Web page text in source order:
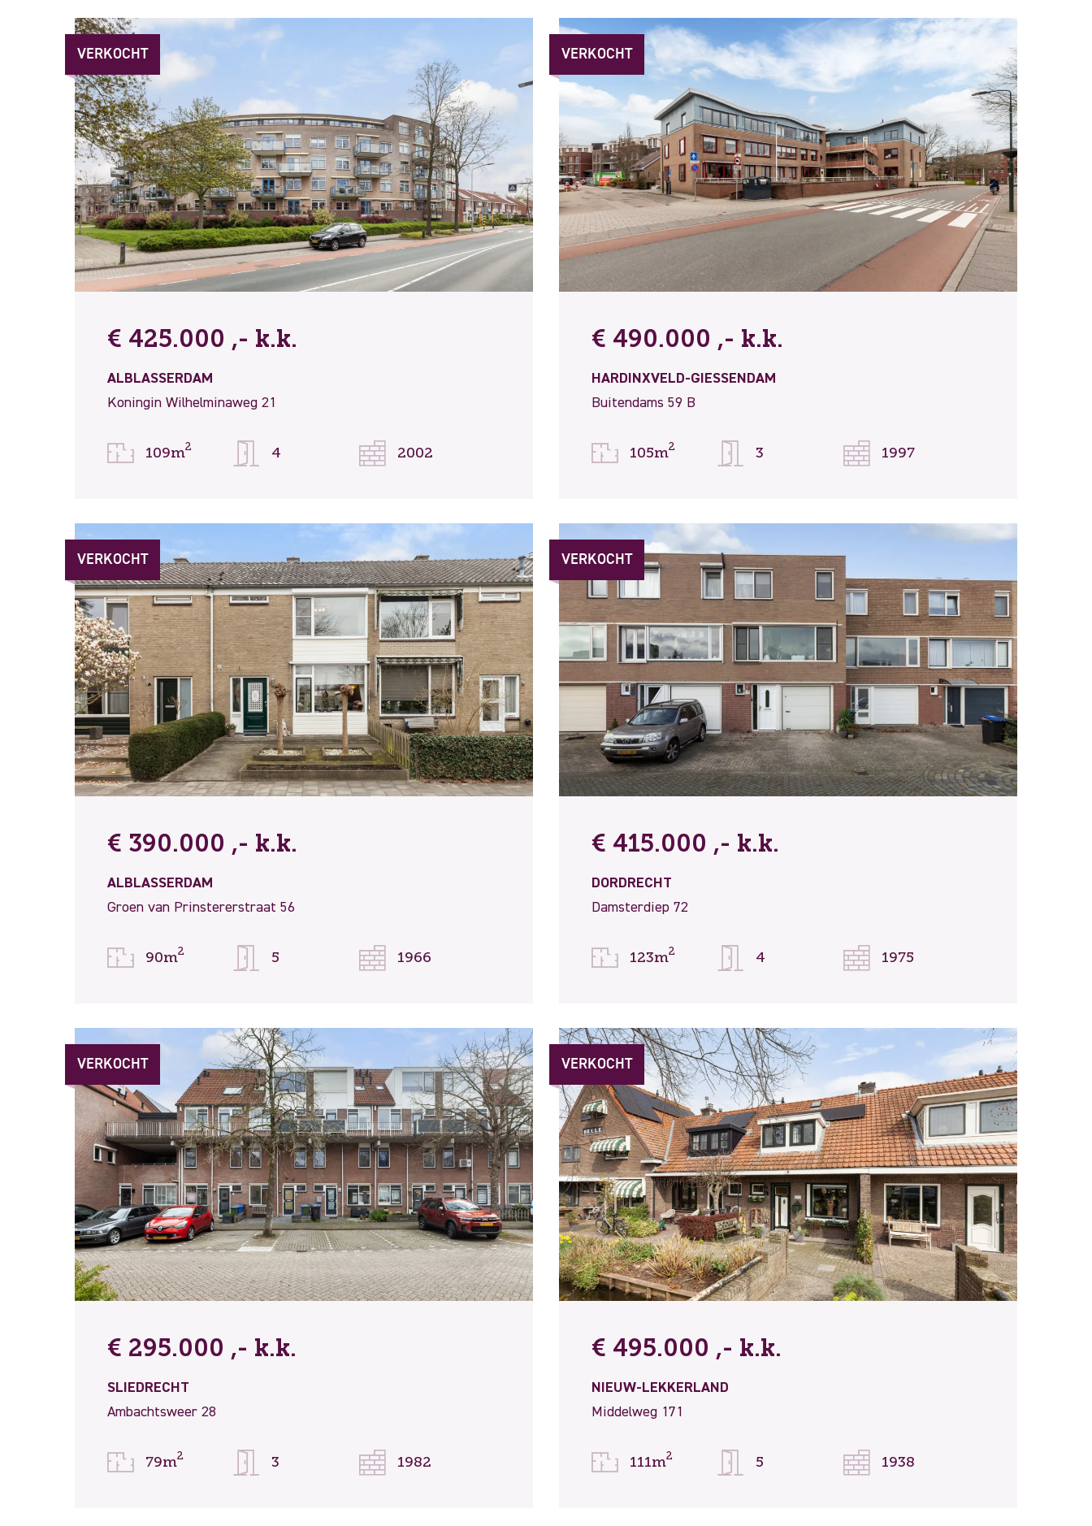
VERKOCHT
€ 425.000 ,- k.k.
ALBLASSERDAM
Koningin Wilhelminaweg 21
109m2 4 2002
VERKOCHT
€ 490.000 ,- k.k.
HARDINXVELD-GIESSENDAM
Buitendams 59 B
105m2 3 1997
VERKOCHT
€ 390.000 ,- k.k.
ALBLASSERDAM
Groen van Prinstererstraat 56
90m2 5 1966
VERKOCHT
€ 415.000 ,- k.k.
DORDRECHT
Damsterdiep 72
123m2 4 1975
VERKOCHT
€ 295.000 ,- k.k.
SLIEDRECHT
Ambachtsweer 28
79m2 3 1982
VERKOCHT
€ 495.000 ,- k.k.
NIEUW-LEKKERLAND
Middelweg 171
111m2 5 1938